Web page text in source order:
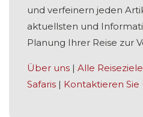
und verfeinern jeden
aktuellsten und
Planung Ihrer Reise zur
Über uns | Alle Reiseziele
Safaris | Kontaktieren Sie